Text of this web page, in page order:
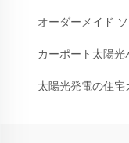
オーダーメイド
カーポート太陽光
太陽光発電の住宅